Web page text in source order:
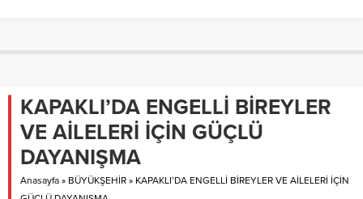
KAPAKLI’DA ENGELLİ BİREYLER
VE AİLELERİ İÇİN GÜÇLÜ
DAYANIŞMA
Anasayfa » BÜYÜKŞEHİR » KAPAKLI’DA ENGELLİ BİREYLER VE AİLELERİ İÇİN